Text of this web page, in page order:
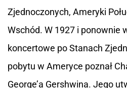
Zjednoczonych, Ameryki
Wschód. W 1927 i ponownie
koncertowe po Stanach
pobytu w Ameryce poznał
George’a Gershwina. Jego